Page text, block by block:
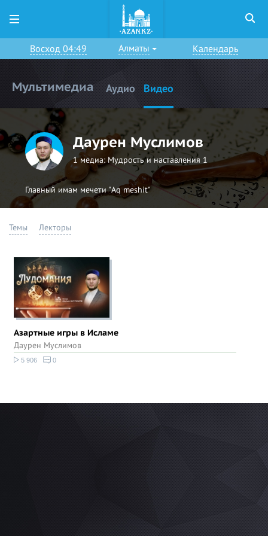
Восход 04:49 Алматы Календарь
Мультимедиа Аудио Видео
Даурен Муслимов
1 медиа: Мудрость и наставления 1
Главный имам мечети "Aq meshit"
Темы Лекторы
Азартные игры в Исламе
Даурен Муслимов
5 906 0